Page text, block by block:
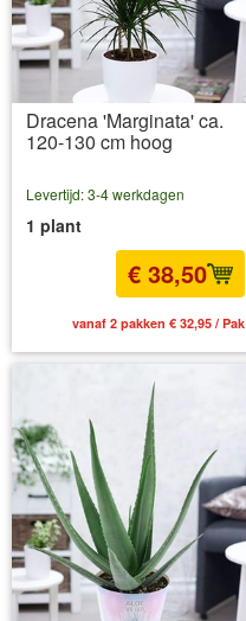
Dracena 'Marginata' ca.
120-130 cm hoog
Levertijd: 3-4 werkdagen
1 plant
€ 38,50
vanaf 2 pakken € 32,95 / Pak